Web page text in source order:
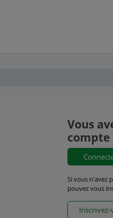
Vous
compte
Si vous n'avez
pouvez vous